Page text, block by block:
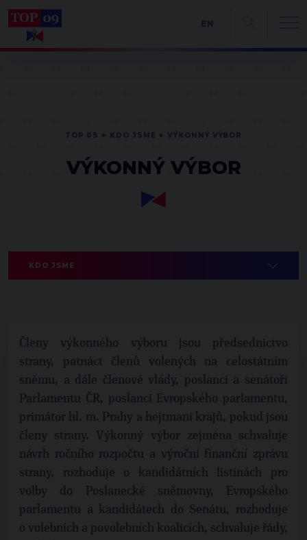
VÝKONNÝ VÝBOR
KDO JSME
Členy výkonného výboru jsou předsednictvo
strany, patnáct členů volených na celostátním
sněmu, a dále členové vlády, poslanci a senátoři
Parlamentu ČR, poslanci Evropského parlamentu,
primátor hl. m. Prahy a hejtmani krajů, pokud jsou
členy strany. Výkonný výbor zejména schvaluje
návrh ročního rozpočtu a výroční finanční zprávu
strany, rozhoduje o kandidátních listinách pro
volby do Poslanecké sněmovny, Evropského
parlamentu a kandidátech do Senátu, rozhoduje
o volebních a povolebních koalicích, schvaluje řády,